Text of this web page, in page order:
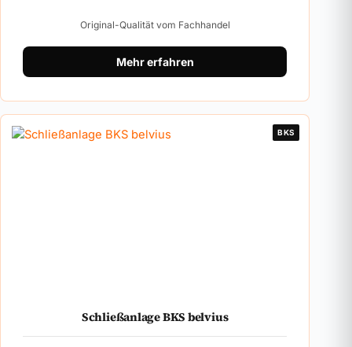
Original-Qualität vom Fachhandel
Mehr erfahren
BKS
Schließanlage BKS belvius